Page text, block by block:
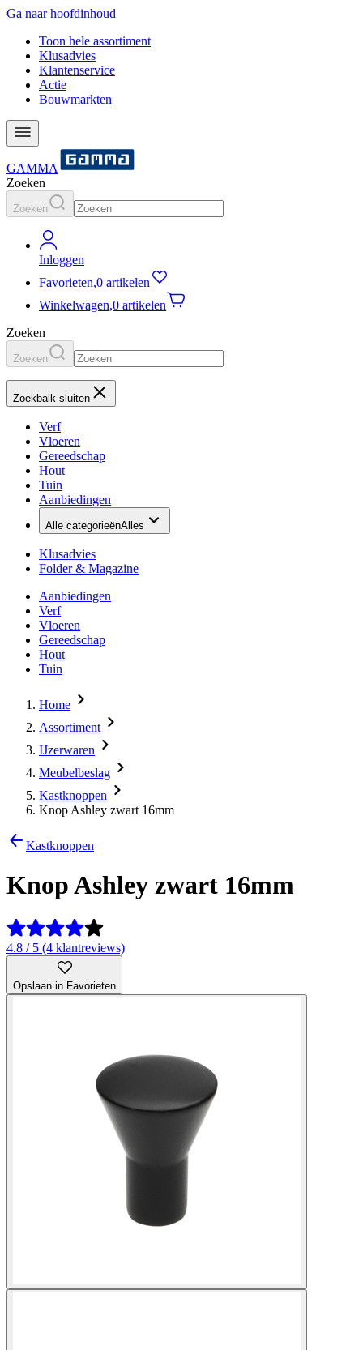
Ga naar hoofdinhoud
Toon hele assortiment
Klusadvies
Klantenservice
Actie
Bouwmarkten
GAMMA
Zoeken
Zoeken
Inloggen
Favorieten,0 artikelen
Winkelwagen,0 artikelen
Zoeken
Zoeken
Zoekbalk sluiten
Verf
Vloeren
Gereedschap
Hout
Tuin
Aanbiedingen
Alle categorieënAlles
Klusadvies
Folder & Magazine
Aanbiedingen
Verf
Vloeren
Gereedschap
Hout
Tuin
Home
Assortiment
IJzerwaren
Meubelbeslag
Kastknoppen
Knop Ashley zwart 16mm
Kastknoppen
Knop Ashley zwart 16mm
4.8 / 5 (4 klantreviews)
Opslaan in Favorieten